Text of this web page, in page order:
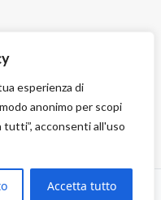
esperienza di
anonimo per scopi
acconsenti all'uso
Accetta tutto
· negg® GroupS.r.l. ·